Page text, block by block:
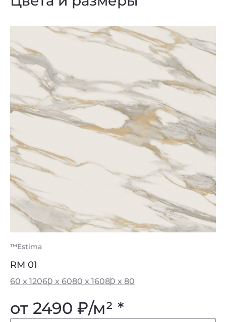
™Estima
RM 01
60 x 12060 x 6080 x 16080 x 80
от 2490 ₽/м² *